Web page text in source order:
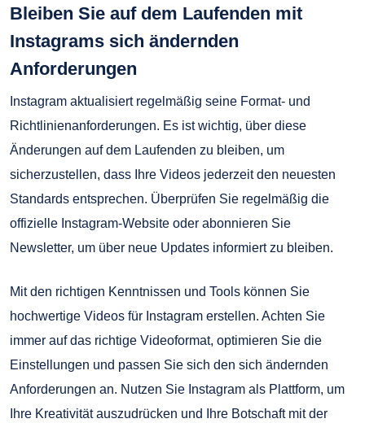
Bleiben Sie auf dem Laufenden mit
Instagrams sich ändernden
Anforderungen
Instagram aktualisiert regelmäßig seine Format- und
Richtlinienanforderungen. Es ist wichtig, über diese
Änderungen auf dem Laufenden zu bleiben, um
sicherzustellen, dass Ihre Videos jederzeit den neuesten
Standards entsprechen. Überprüfen Sie regelmäßig die
offizielle Instagram-Website oder abonnieren Sie
Newsletter, um über neue Updates informiert zu bleiben.
Mit den richtigen Kenntnissen und Tools können Sie
hochwertige Videos für Instagram erstellen. Achten Sie
immer auf das richtige Videoformat, optimieren Sie die
Einstellungen und passen Sie sich den sich ändernden
Anforderungen an. Nutzen Sie Instagram als Plattform, um
Ihre Kreativität auszudrücken und Ihre Botschaft mit der